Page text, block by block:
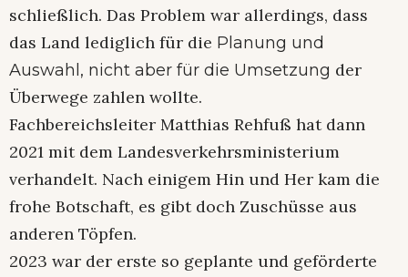
schließlich. Das Problem war allerdings, dass
das Land lediglich für die Planung und
Auswahl, nicht aber für die Umsetzung der
Überwege zahlen wollte.
Fachbereichsleiter Matthias Rehfuß hat dann
2021 mit dem Landesverkehrsministerium
verhandelt. Nach einigem Hin und Her kam die
frohe Botschaft, es gibt doch Zuschüsse aus
anderen Töpfen.
2023 war der erste so geplante und geförderte